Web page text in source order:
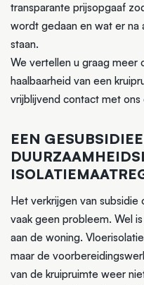
transparante prijsopgaaf
wordt gedaan en wat er
staan.
We vertellen u graag meer
haalbaarheid van een
vrijblijvend contact met ons
EEN
Het verkrijgen van
vaak geen probleem. Wel
aan de woning.
maar de
van de kruipruimte weer